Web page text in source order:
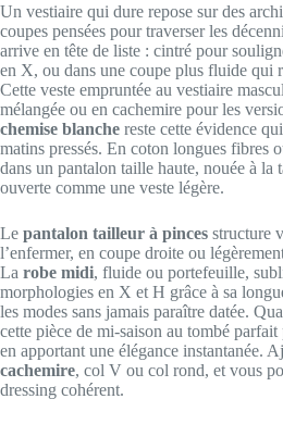
Un vestiaire qui dure repose sur des
coupes pensées pour traverser les
arrive en tête de liste : cintré pour
en X, ou dans une coupe plus fluide qui
Cette veste empruntée au vestiaire
mélangée ou en cachemire pour les
chemise blanche reste cette évidence
matins pressés. En coton longues fibres
dans un pantalon taille haute, nouée à la
ouverte comme une veste légère.
Le pantalon tailleur à pinces structure
l’enfermer, en coupe droite ou
La robe midi, fluide ou portefeuille,
morphologies en X et H grâce à sa
les modes sans jamais paraître datée.
cette pièce de mi-saison au tombé
en apportant une élégance instantanée.
cachemire, col V ou col rond, et vous
dressing cohérent.